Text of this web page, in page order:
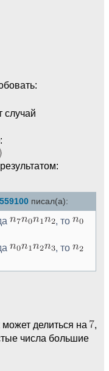
случай
:
писал(а):
, то
, то
делиться на
,
числа большие